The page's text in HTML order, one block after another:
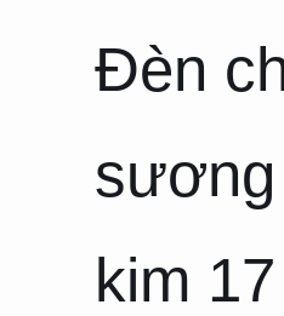
Đèn
sương
kim